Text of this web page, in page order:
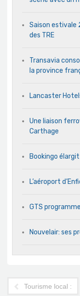
Saison estivale
des TRE
Transavia
la province
Lancaster
Une liaison
Carthage
Bookingo
L’aéroport
GTS
Nouvelair: ses
Tourisme local :